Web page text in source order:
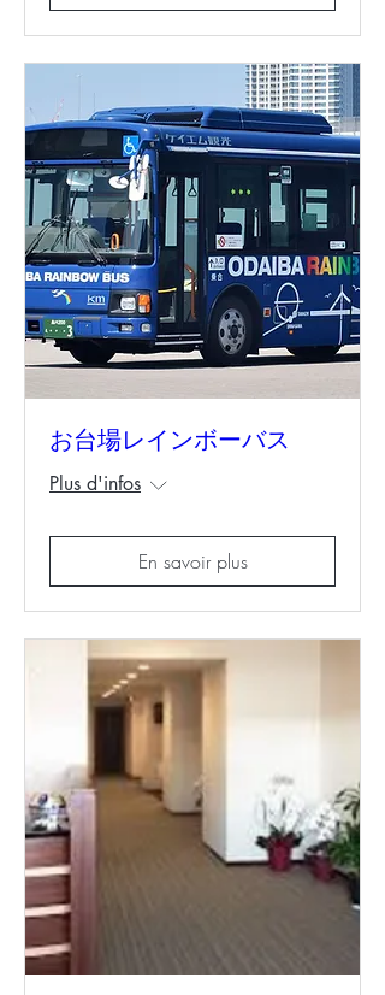
お台場レインボーバス
Plus d'infos
En savoir plus